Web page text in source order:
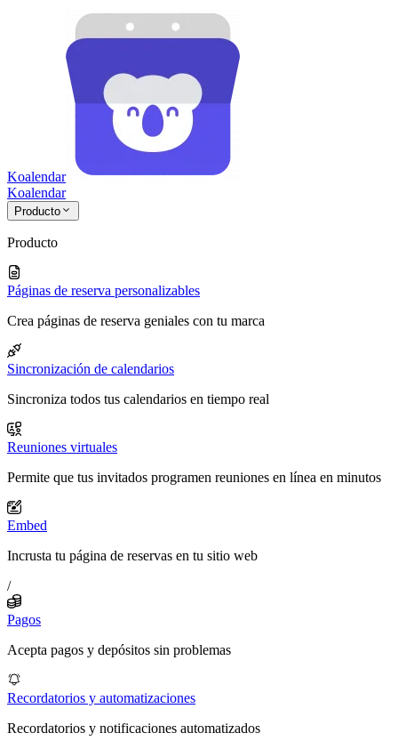
Koalendar
Koalendar
Producto
Producto
Páginas de reserva personalizables
Crea páginas de reserva geniales con tu marca
Sincronización de calendarios
Sincroniza todos tus calendarios en tiempo real
Reuniones virtuales
Permite que tus invitados programen reuniones en línea en minutos
Embed
Incrusta tu página de reservas en tu sitio web
/
Pagos
Acepta pagos y depósitos sin problemas
Recordatorios y automatizaciones
Recordatorios y notificaciones automatizados